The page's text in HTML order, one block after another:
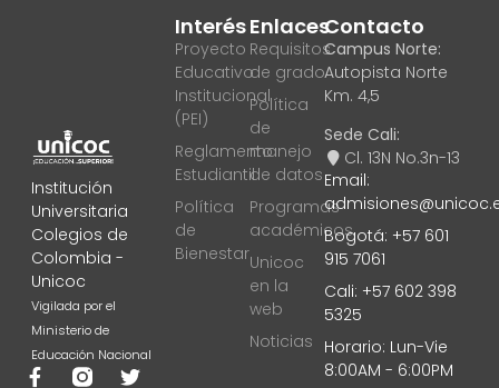
Institución
Universitaria
Colegios de
Colombia -
Unicoc
Vigilada por el
Ministerio de
Educación Nacional
Enlaces
Requisitos
de grado
Política
de
manejo
de datos
Programas
académicos
Unicoc
en la
web
Noticias
Interés
Proyecto
Educativo
Institucional
(PEI)
Reglamento
Estudiantil
Política
de
Bienestar
Contacto
Campus Norte:
Autopista Norte
Km. 4,5
Sede Cali:
Cl. 13N No.3n-13
Email:
Bogotá: +57 601
915 7061
Cali: +57 602 398
5325
Horario: Lun-Vie
8:00AM - 6:00PM